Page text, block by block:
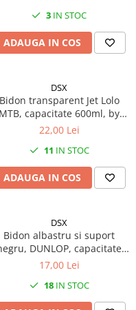
3 IN STOC
ADAUGA IN COS
DSX
Bidon transparent Jet Lolo
MTB, capacitate 600ml, by
Elite
22,00 Lei
11 IN STOC
ADAUGA IN COS
DSX
Bidon albastru si suport
DUNLOP, capacitate
750ml
17,00 Lei
18IN STOC